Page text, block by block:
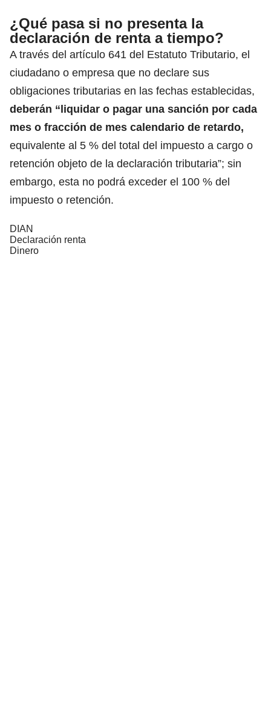
¿Qué pasa si no presenta la
declaración de renta a tiempo?
A través del artículo 641 del Estatuto Tributario, el
ciudadano o empresa que no declare sus
obligaciones tributarias en las fechas establecidas,
deberán “liquidar o pagar una sanción por cada
mes o fracción de mes calendario de retardo,
equivalente al 5 % del total del impuesto a cargo o
retención objeto de la declaración tributaria”; sin
embargo, esta no podrá exceder el 100 % del
impuesto o retención.
DIAN
Declaración renta
Dinero